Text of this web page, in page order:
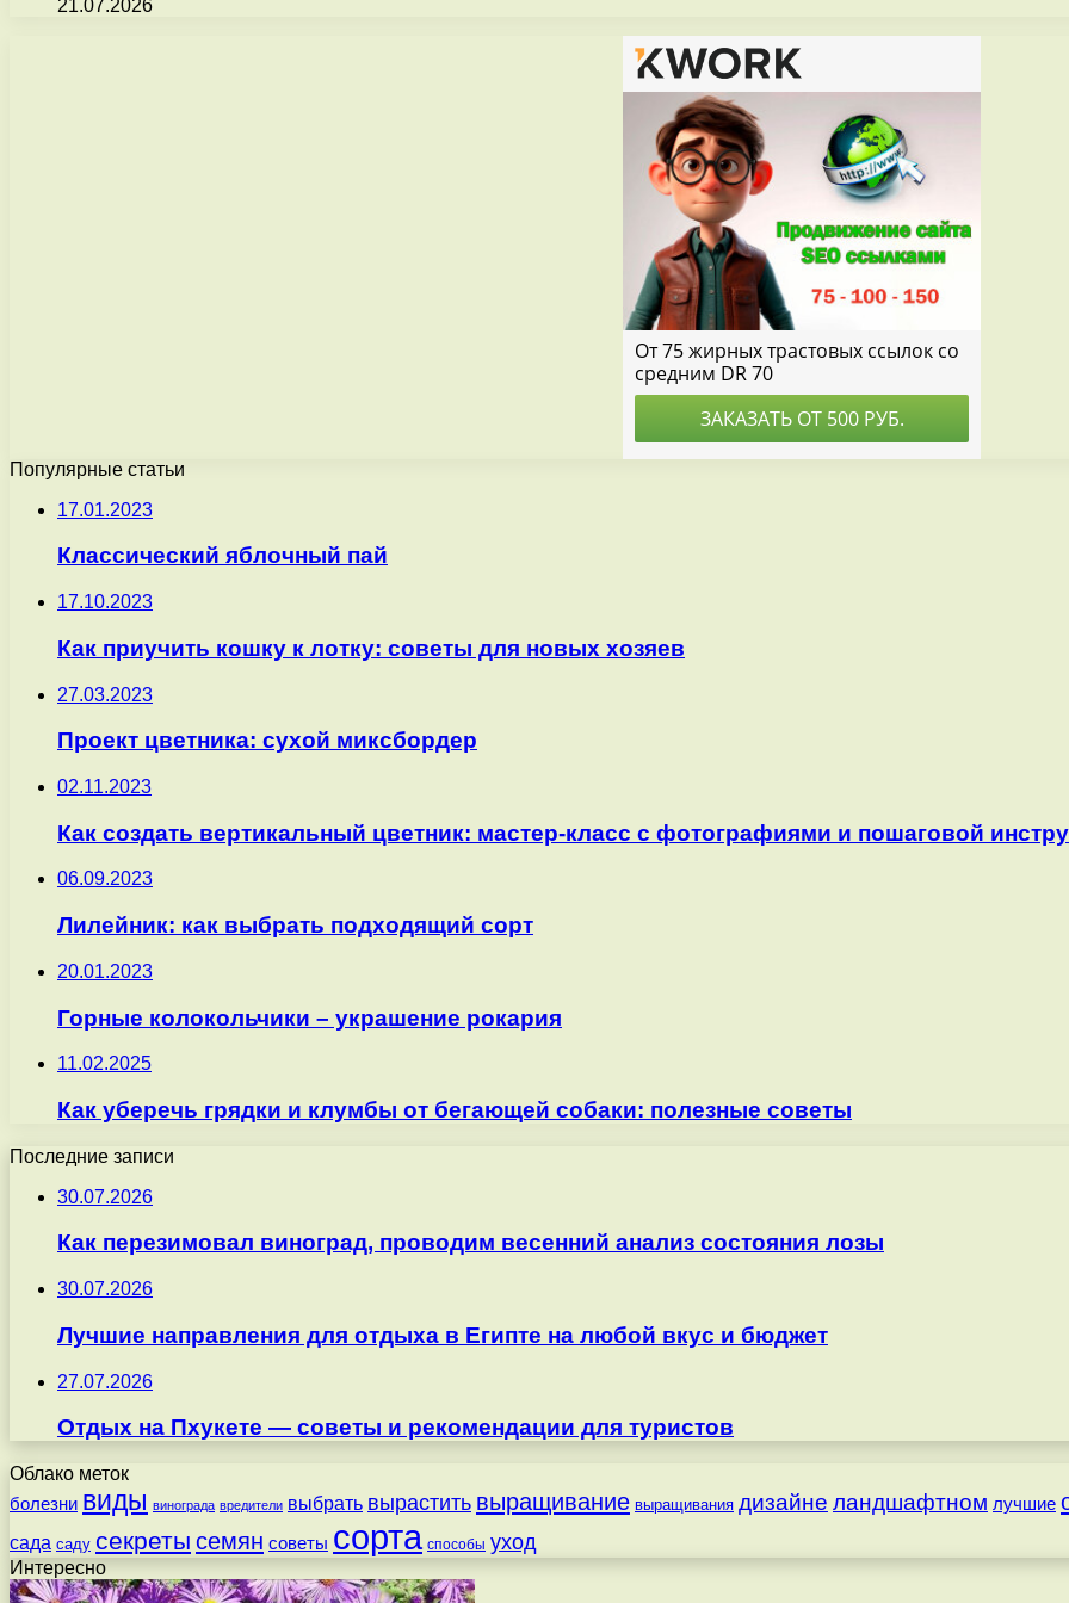
21.07.2026
Популярные статьи
17.01.2023
Классический яблочный пай
17.10.2023
Как приучить кошку к лотку: советы для новых хозяев
27.03.2023
Проект цветника: сухой миксбордер
02.11.2023
Как создать вертикальный цветник: мастер-класс с фотографиями и пошаговой
06.09.2023
Лилейник: как выбрать подходящий сорт
20.01.2023
Горные колокольчики – украшение рокария
11.02.2025
Как уберечь грядки и клумбы от бегающей собаки: полезные советы
Последние записи
30.07.2026
Как перезимовал виноград, проводим весенний анализ состояния лозы
30.07.2026
Лучшие направления для отдыха в Египте на любой вкус и бюджет
27.07.2026
Отдых на Пхукете — советы и рекомендации для туристов
Облако меток
болезни виды винограда вредители выбрать вырастить выращивание выращивания дизайне ландшафтном лучшие
сада саду секреты семян советы сорта способы уход
Интересно